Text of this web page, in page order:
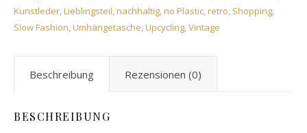
Kunstleder,Lieblingsteil,nachhaltig,no Plastic,retro, Shopping,
Slow Fashion,Umhängetasche,Upcycling,Vintage
Beschreibung Rezensionen (0)
BESCHREIBUNG